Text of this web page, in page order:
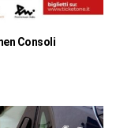
Consoli